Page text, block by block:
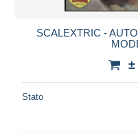
Bancontact
Residenza del venditore
SCALEXTRIC -
±
Stato